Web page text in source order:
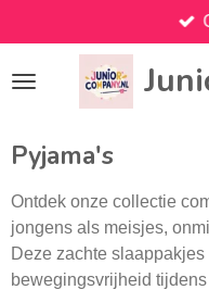
direct
naar
Pyjama's
Ontdek onze collectie
jongens als meisjes,
Deze zachte
bewegingsvrijheid